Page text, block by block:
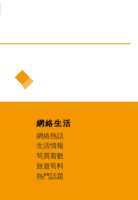
網絡生活
網絡熱話
生活情報
筍買着數
旅遊筍料
熱門話題